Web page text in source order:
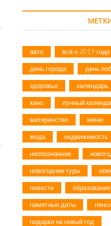
авто всё о 2019 годе
день города день
здоровье календарь
кино лунный
материнство меню
мода недвижимость
неопознанное
новогодние туры
новости образование
памятные даты
подарки на новый год